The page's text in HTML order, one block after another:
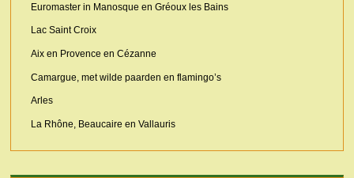
Euromaster in Manosque en Gréoux les Bains
Lac Saint Croix
Aix en Provence en Cézanne
Camargue, met wilde paarden en flamingo’s
Arles
La Rhône, Beaucaire en Vallauris